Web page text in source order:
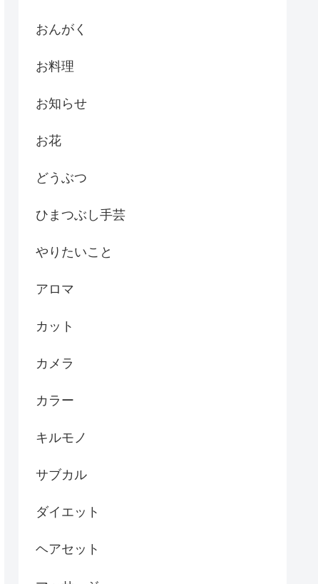
おんがく
お料理
お知らせ
お花
どうぶつ
ひまつぶし手芸
やりたいこと
アロマ
カット
カメラ
カラー
キルモノ
サブカル
ダイエット
ヘアセット